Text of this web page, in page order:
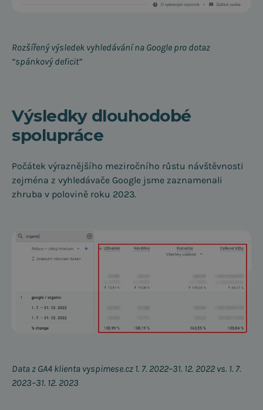
Rozšířený výsledek vyhledávání na Google pro dotaz
“spánkový deficit”
Výsledky dlouhodobé
spolupráce
Počátek výraznějšího meziročního růstu návštěvnosti
zejména z vyhledávače Google jsme zaznamenali
zhruba v polovině roku 2023.
Data z GA4 klienta vyspimese.cz 1. 7. 2022–31. 12. 2022 vs. 1. 7.
2023–31. 12. 2023